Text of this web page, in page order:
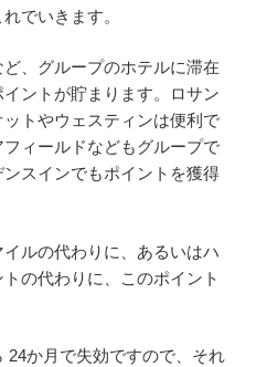
でいきます。
、グループのホテルに滞在
ントが貯まります。ロサン
トやウェスティンは便利で
ィールドなどもグループで
スインでもポイントを獲得
ルの代わりに、あるいはハ
の代わりに、このポイント
24か月で失効ですので、それ